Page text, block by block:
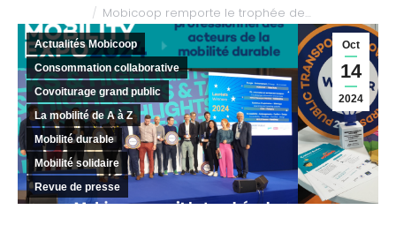
Mobicoop remporte le trophée de…
Oct
14
2024
Actualités Mobicoop
Consommation collaborative
Covoiturage grand public
La mobilité de A à Z
Mobilité durable
Mobilité solidaire
Revue de presse